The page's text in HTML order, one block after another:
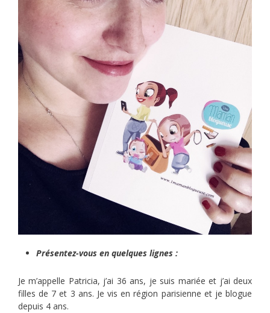
Présentez-vous en quelques lignes :
Je m’appelle Patricia, j’ai 36 ans, je suis mariée et j’ai deux
filles de 7 et 3 ans. Je vis en région parisienne et je blogue
depuis 4 ans.